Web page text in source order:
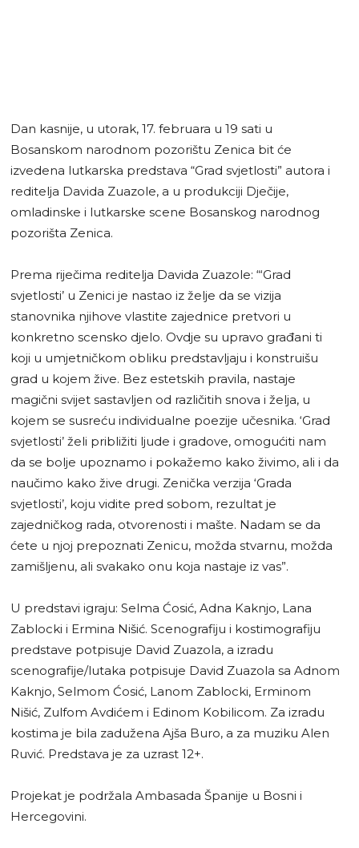
Dan kasnije, u utorak, 17. februara u 19 sati u
Bosanskom narodnom pozorištu Zenica bit će
izvedena lutkarska predstava “Grad svjetlosti” autora i
reditelja Davida Zuazole, a u produkciji Dječije,
omladinske i lutkarske scene Bosanskog narodnog
pozorišta Zenica.
Prema riječima reditelja Davida Zuazole: “‘Grad
svjetlosti’ u Zenici je nastao iz želje da se vizija
stanovnika njihove vlastite zajednice pretvori u
konkretno scensko djelo. Ovdje su upravo građani ti
koji u umjetničkom obliku predstavljaju i konstruišu
grad u kojem žive. Bez estetskih pravila, nastaje
magični svijet sastavljen od različitih snova i želja, u
kojem se susreću individualne poezije učesnika. ‘Grad
svjetlosti’ želi približiti ljude i gradove, omogućiti nam
da se bolje upoznamo i pokažemo kako živimo, ali i da
naučimo kako žive drugi. Zenička verzija ‘Grada
svjetlosti’, koju vidite pred sobom, rezultat je
zajedničkog rada, otvorenosti i mašte. Nadam se da
ćete u njoj prepoznati Zenicu, možda stvarnu, možda
zamišljenu, ali svakako onu koja nastaje iz vas”.
U predstavi igraju: Selma Ćosić, Adna Kaknjo, Lana
Zablocki i Ermina Nišić. Scenografiju i kostimografiju
predstave potpisuje David Zuazola, a izradu
scenografije/lutaka potpisuje David Zuazola sa Adnom
Kaknjo, Selmom Ćosić, Lanom Zablocki, Erminom
Nišić, Zulfom Avdićem i Edinom Kobilicom. Za izradu
kostima je bila zadužena Ajša Buro, a za muziku Alen
Ruvić. Predstava je za uzrast 12+.
Projekat je podržala Ambasada Španije u Bosni i
Hercegovini.